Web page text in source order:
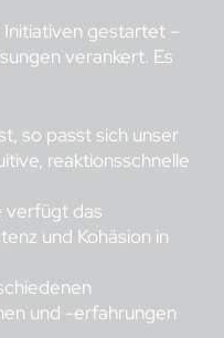
Initiativen gestartet –
verankert. Es
so passt sich unser
reaktionsschnelle
verfügt das
und Kohäsion in
und -erfahrungen